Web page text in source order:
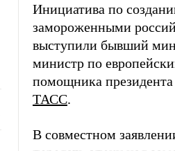
Инициатива по
замороженными
выступили бывший
министр по
помощника
ТАСС.
В совместном